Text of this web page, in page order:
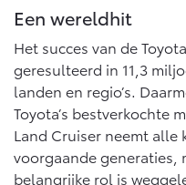
Proace (excl. BTW)
OOK ALS BATTERIJ-
ELEKTRISCH
Een wereldhit
Het succes van de
geresulteerd in 11,3
landen en regio’s.
Toyota’s bestverkochte
Land Cruiser neemt alle
voorgaande generaties,
belangrijke rol is